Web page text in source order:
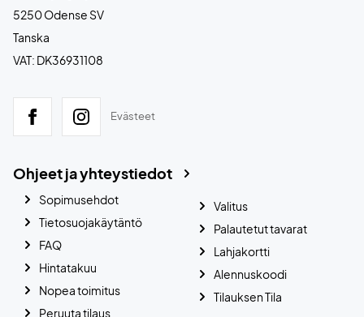
5250 Odense SV
Tanska
VAT: DK36931108
Evästeet
Ohjeet ja yhteystiedot
Sopimusehdot
Tietosuojakäytäntö
FAQ
Hintatakuu
Nopea toimitus
Peruuta tilaus
Valitus
Palautetut tavarat
Lahjakortti
Alennuskoodi
Tilauksen Tila